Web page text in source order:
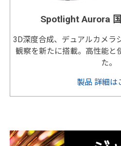
Spotlight Aurora
3D深度合成、デュアルカメラ
観察を新たに搭載。高性能と
た。
製品 詳細は